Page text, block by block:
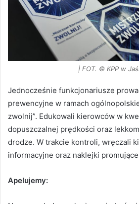
| FOT. © KPP w
Jednocześnie funkcjonariusze
prewencyjne w ramach
zwolnij”. Edukowali kierowców w
dopuszczalnej prędkości oraz
drodze. W trakcie kontroli, wręczali
informacyjne oraz naklejki
Apelujemy: